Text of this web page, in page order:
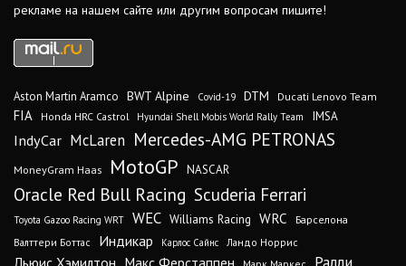
рекламе на нашем сайте или другим вопросам пишите!
Aston Martin Aramco BWT Alpine Covid-19 DTM Ducati Lenovo Team
FIA Honda HRC Castrol Hyundai Shell Mobis World Rally Team IMSA
IndyCar McLaren Mercedes-AMG PETRONAS
MoneyGram Haas MotoGP NASCAR
Oracle Red Bull Racing Scuderia Ferrari
Toyota Gazoo Racing WRT WEC Williams Racing WRC
Барселона
Валттери Боттас
Индикар Карлос Сайнс Ландо Норрис
Льюис Хэмилтон Макс Ферстаппен Ралли